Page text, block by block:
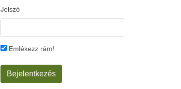
Jelszó
Emlékezz rám!